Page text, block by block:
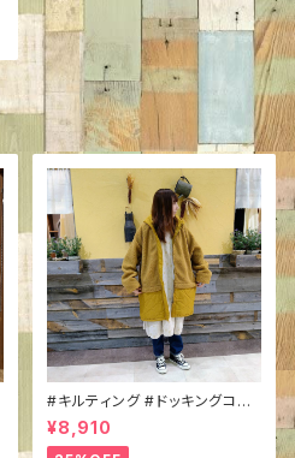
#キルティング #ドッキングコー
ト #Lupilien D225104L #ボ
ア #フードコート #ボア×ナイロ
¥8,910